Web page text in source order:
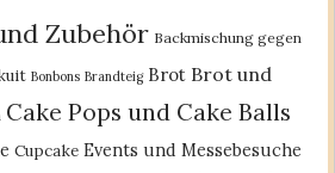
Zubehör Backmischung gegen
Bonbons Brandteig Brot Brot und
Cake Pops und Cake Balls
Cupcake Events und Messebesuche